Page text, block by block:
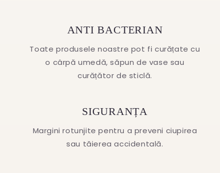
ANTI BACTERIAN
Toate produsele noastre pot fi curățate cu
o cârpă umedă, săpun de vase sau
curățător de sticlă.
SIGURANȚA
Margini rotunjite pentru a preveni ciupirea
sau tăierea accidentală.